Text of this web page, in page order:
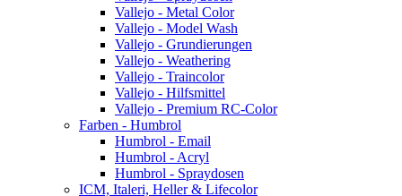
Vallejo - Metal Color
Vallejo - Model Wash
Vallejo - Grundierungen
Vallejo - Weathering
Vallejo - Traincolor
Vallejo - Hilfsmittel
Vallejo - Premium RC-Color
Farben - Humbrol
Humbrol - Email
Humbrol - Acryl
Humbrol - Spraydosen
ICM, Italeri, Heller & Lifecolor